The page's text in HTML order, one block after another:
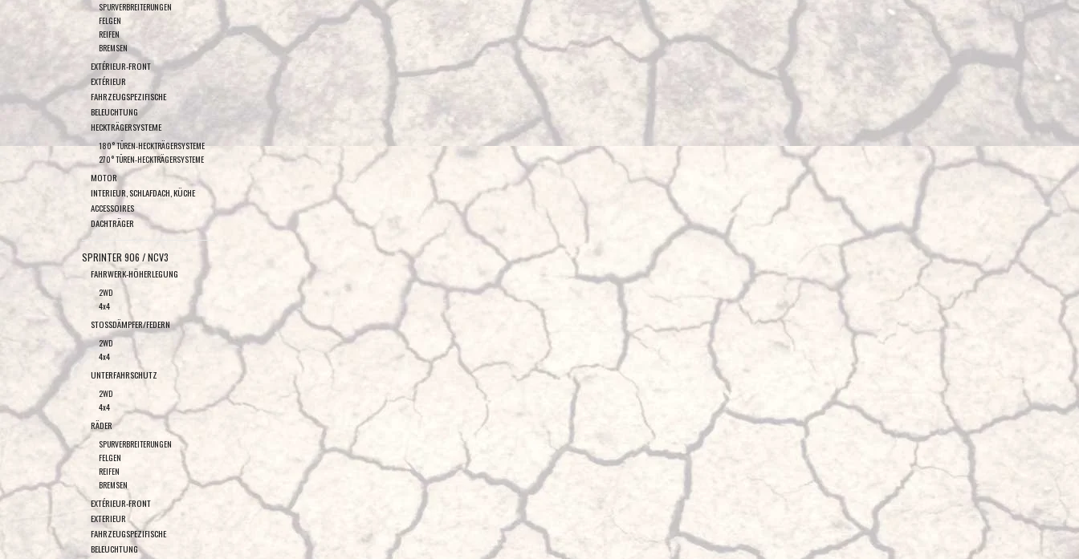
SPURVERBREITERUNGEN
FELGEN
REIFEN
BREMSEN
EXTÉRIEUR-FRONT
EXTÉRIEUR
FAHRZEUGSPEZIFISCHE
BELEUCHTUNG
HECKTRÄGERSYSTEME
180° TÜREN-HECKTRÄGERSYSTEME
270° TÜREN-HECKTRÄGERSYSTEME
MOTOR
INTERIEUR, SCHLAFDACH, KÜCHE
ACCESSOIRES
DACHTRÄGER
SPRINTER 906 / NCV3
FAHRWERK-HÖHERLEGUNG
2WD
4x4
STOSSDÄMPFER/FEDERN
2WD
4x4
UNTERFAHRSCHUTZ
2WD
4x4
RÄDER
SPURVERBREITERUNGEN
FELGEN
REIFEN
BREMSEN
EXTÉRIEUR-FRONT
EXTERIEUR
FAHRZEUGSPEZIFISCHE
BELEUCHTUNG